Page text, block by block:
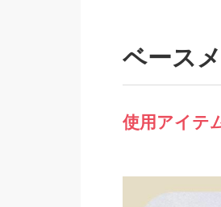
ベース
使用アイテ